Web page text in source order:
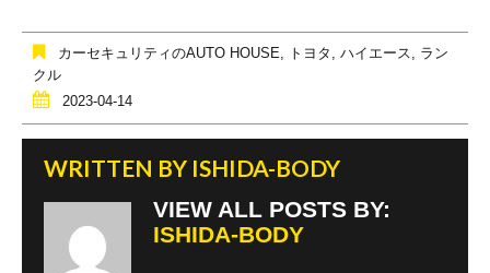
o
k
カーセキュリティのAUTO HOUSE トヨタ ハイエース
ラン
クル
2023-04-14
WRITTEN BY ISHIDA-BODY
VIEW ALL POSTS BY:
ISHIDA-BODY